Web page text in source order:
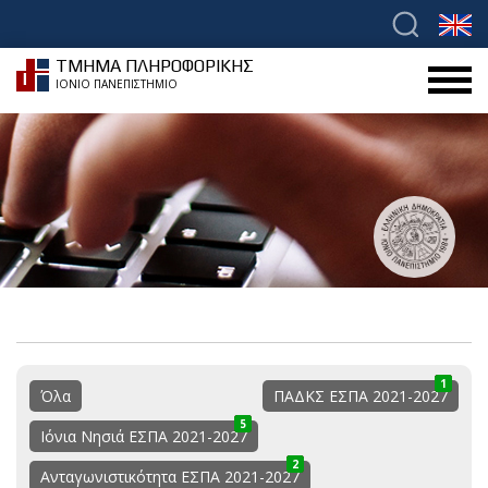
ΤΜΗΜΑ ΠΛΗΡΟΦΟΡΙΚΗΣ
ΙΟΝΙΟ ΠΑΝΕΠΙΣΤΗΜΙΟ
Όλα ΠΑΔΚΣ ΕΣΠΑ 2021-2027
101
Ιόνια Νησιά ΕΣΠΑ 2021-2027
5
0
5
Ανταγωνιστικότητα ΕΣΠΑ 2021-2027
2
1
3